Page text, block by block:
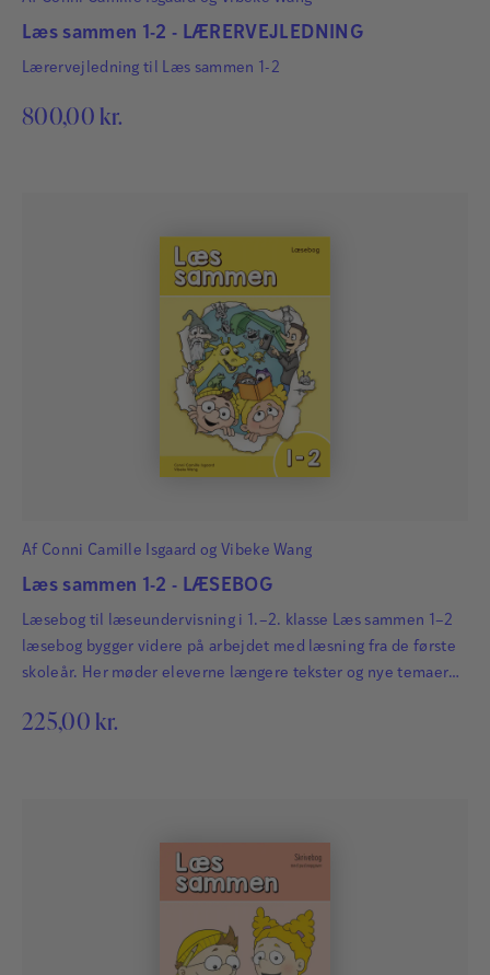
Læs sammen 1-2 - LÆRERVEJLEDNING
Lærervejledning til Læs sammen 1-2
800,00 kr.
Af Conni Camille Isgaard og Vibeke Wang
Læs sammen 1-2 - LÆSEBOG
Læsebog til læseundervisning i 1.–2. klasse Læs sammen 1–2
læsebog bygger videre på arbejdet med læsning fra de første
skoleår. Her møder eleverne længere tekster og nye temaer
kan arbejde med samme indhold, og foregår i et farverigt og
225,00 kr.